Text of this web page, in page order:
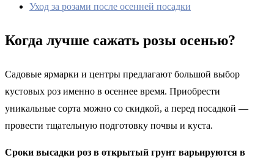
Уход за розами после осенней посадки
Когда лучше сажать розы осенью?
Садовые ярмарки и центры предлагают большой выбор
кустовых роз именно в осеннее время. Приобрести
уникальные сорта можно со скидкой, а перед посадкой —
провести тщательную подготовку почвы и куста.
Сроки высадки роз в открытый грунт варьируются в